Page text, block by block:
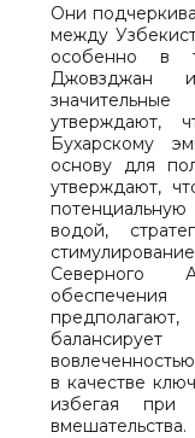
Они
между
особенно в
Джовзджан
утверждают,
Бухарскому
основу для
утверждают,
водой,
Северного
в качестве
избегая при
вмешательства.